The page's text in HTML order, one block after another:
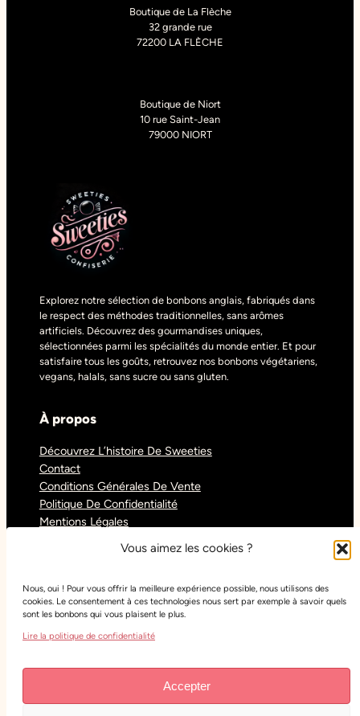
Vous aimez les cookies ?
Nous, oui ! Pour vous offrir la meilleure expérience possible, nous utilisons des
cookies. Le consentement à ces technologies nous sert par exemple à savoir quels
sont les bonbons qui vous plaisent le plus.
Lire la politique de confidentialité
Accepter
Boutique de La Flèche
32 grande rue
72200 LA FLÈCHE
Boutique de Niort
10 rue Saint-Jean
79000 NIORT
Explorez notre sélection de bonbons anglais, fabriqués dans
le respect des méthodes traditionnelles, sans arômes
artificiels. Découvrez des gourmandises uniques,
sélectionnées parmi les spécialités du monde entier. Et pour
satisfaire tous les goûts, retrouvez nos bonbons végétariens,
vegans, halals, sans sucre ou sans gluten.
À propos
Découvrez L’histoire De Sweeties
Contact
Conditions Générales De Vente
Politique De Confidentialité
Mentions Légales
Réseaux sociaux
Instagram